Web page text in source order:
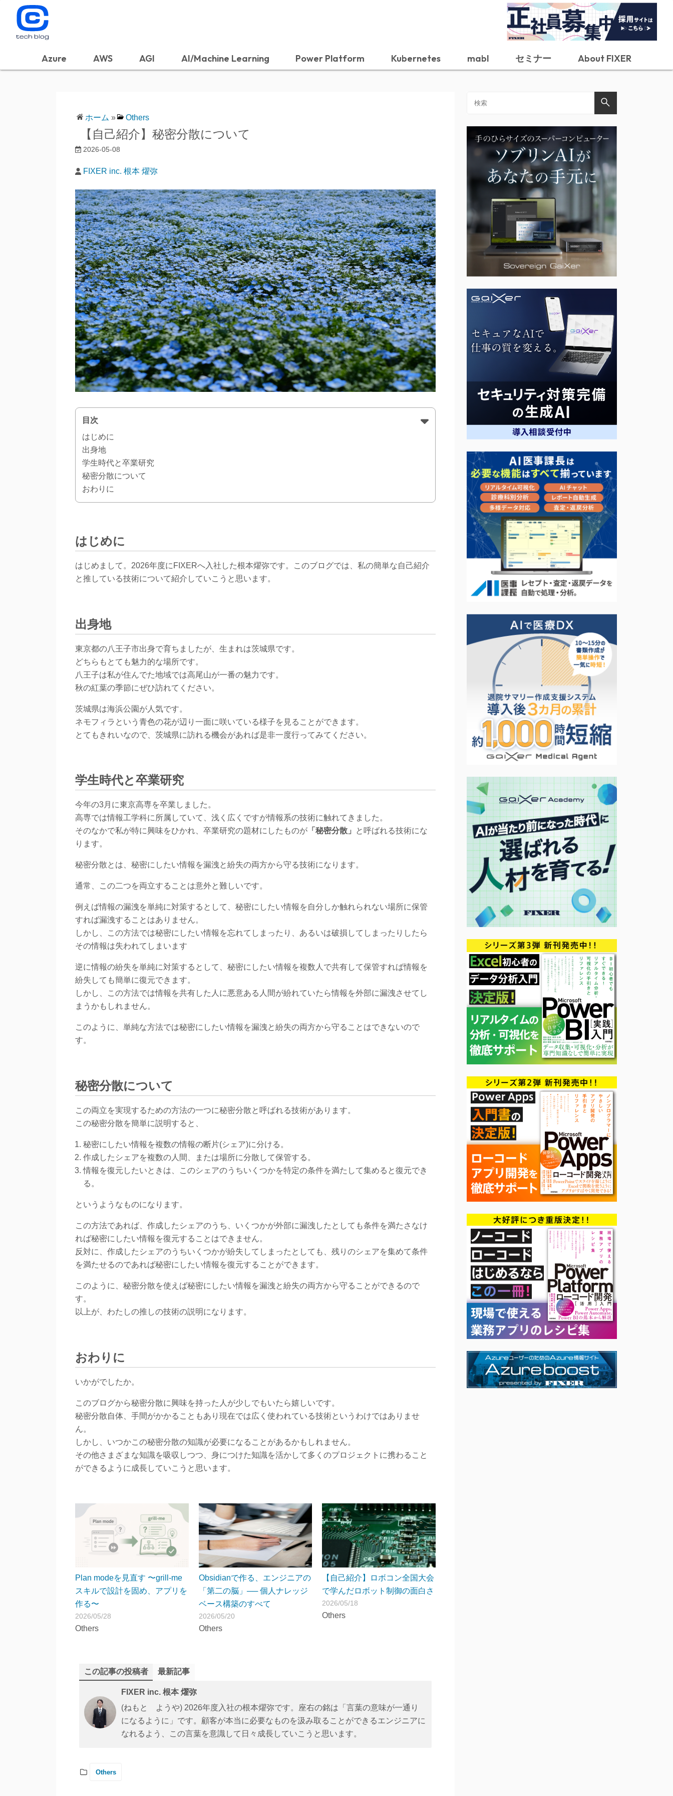
Azure AWS AGI AI/Machine Learning Power Platform Kubernetes mabl セミナー About FIXER
ホーム » Others
【自己紹介】秘密分散について
2026-05-08
FIXER inc. 根本 燿弥
目次
はじめに
出身地
学生時代と卒業研究
秘密分散について
おわりに
はじめに
はじめまして。2026年度にFIXERへ入社した根本燿弥です。このブログでは、私の簡単な自己紹介
と推している技術について紹介していこうと思います。
出身地
東京都の八王子市出身で育ちましたが、生まれは茨城県です。
どちらもとても魅力的な場所です。
八王子は私が住んでた地域では高尾山が一番の魅力です。
秋の紅葉の季節にぜひ訪れてください。
茨城県は海浜公園が人気です。
ネモフィラという青色の花が辺り一面に咲いている様子を見ることができます。
とてもきれいなので、茨城県に訪れる機会があれば是非一度行ってみてください。
学生時代と卒業研究
今年の3月に東京高専を卒業しました。
高専では情報工学科に所属していて、浅く広くですが情報系の技術に触れてきました。
そのなかで私が特に興味をひかれ、卒業研究の題材にしたものが 「秘密分散」 と呼ばれる技術にな
ります。
秘密分散とは、秘密にしたい情報を漏洩と紛失の両方から守る技術になります。
通常、この二つを両立することは意外と難しいです。
例えば情報の漏洩を単純に対策するとして、秘密にしたい情報を自分しか触れられない場所に保管
すれば漏洩することはありません。
しかし、この方法では秘密にしたい情報を忘れてしまったり、あるいは破損してしまったりしたら
その情報は失われてしまいます
逆に情報の紛失を単純に対策するとして、秘密にしたい情報を複数人で共有して保管すれば情報を
紛失しても簡単に復元できます。
しかし、この方法では情報を共有した人に悪意ある人間が紛れていたら情報を外部に漏洩させてし
まうかもしれません。
このように、単純な方法では秘密にしたい情報を漏洩と紛失の両方から守ることはできないので
す。
秘密分散について
この両立を実現するための方法の一つに秘密分散と呼ばれる技術があります。
この秘密分散を簡単に説明すると、
秘密にしたい情報を複数の情報の断片(シェア)に分ける。
作成したシェアを複数の人間、または場所に分散して保管する。
情報を復元したいときは、このシェアのうちいくつかを特定の条件を満たして集めると復元でき
る。
というようなものになります。
この方法であれば、作成したシェアのうち、いくつかが外部に漏洩したとしても条件を満たさなけ
れば秘密にしたい情報を復元することはできません。
反対に、作成したシェアのうちいくつかが紛失してしまったとしても、残りのシェアを集めて条件
を満たせるのであれば秘密にしたい情報を復元することができます。
このように、秘密分散を使えば秘密にしたい情報を漏洩と紛失の両方から守ることができるので
す。
以上が、わたしの推しの技術の説明になります。
おわりに
いかがでしたか。
このブログから秘密分散に興味を持った人が少しでもいたら嬉しいです。
秘密分散自体、手間がかかることもあり現在では広く使われている技術というわけではありませ
ん。
しかし、いつかこの秘密分散の知識が必要になることがあるかもしれません。
その他さまざまな知識を吸収しつつ、身につけた知識を活かして多くのプロジェクトに携わること
ができるように成長していこうと思います。
Plan modeを見直す 〜grill-me
スキルで設計を固め、アプリを
作る〜
2026/05/28
Others
Obsidianで作る、エンジニアの
「第二の脳」── 個人ナレッジ
ベース構築のすべて
2026/05/20
Others
【自己紹介】ロボコン全国大会
で学んだロボット制御の面白さ
2026/05/18
Others
この記事の投稿者 最新記事
FIXER inc. 根本 燿弥
(ねもと ようや) 2026年度入社の根本燿弥です。座右の銘は「言葉の意味が一通り
になるように」です。顧客が本当に必要なものを汲み取ることができるエンジニアに
なれるよう、この言葉を意識して日々成長していこうと思います。
Others